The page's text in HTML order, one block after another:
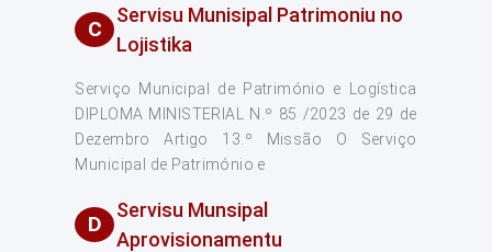
C
Servisu Munisipal Patrimoniu no
Lojistika
Serviço Municipal de Património e Logística
DIPLOMA MINISTERIAL N.º 85 /2023 de 29 de
Dezembro Artigo 13.º Missão O Serviço
Municipal de Património e
D
Servisu Munsipal
Aprovisionamentu